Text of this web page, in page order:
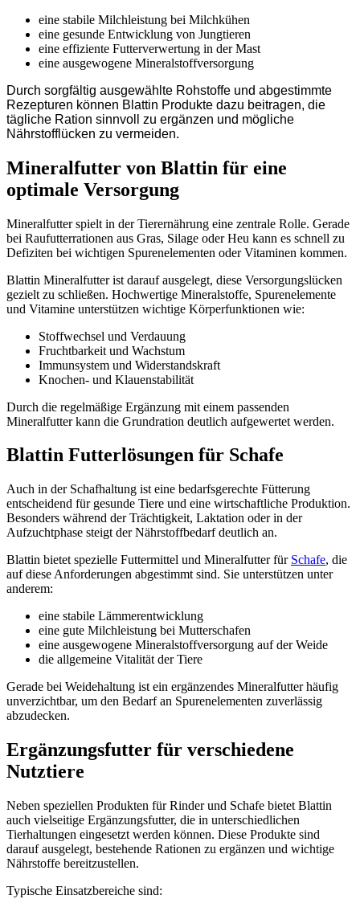
eine stabile Milchleistung bei Milchkühen
eine gesunde Entwicklung von Jungtieren
eine effiziente Futterverwertung in der Mast
eine ausgewogene Mineralstoffversorgung
Durch sorgfältig ausgewählte Rohstoffe und abgestimmte
Rezepturen können Blattin Produkte dazu beitragen, die
tägliche Ration sinnvoll zu ergänzen und mögliche
Nährstofflücken zu vermeiden.
Mineralfutter von Blattin für eine
optimale Versorgung
Mineralfutter spielt in der Tierernährung eine zentrale Rolle. Gerade
bei Raufutterrationen aus Gras, Silage oder Heu kann es schnell zu
Defiziten bei wichtigen Spurenelementen oder Vitaminen kommen.
Blattin Mineralfutter ist darauf ausgelegt, diese Versorgungslücken
gezielt zu schließen. Hochwertige Mineralstoffe, Spurenelemente
und Vitamine unterstützen wichtige Körperfunktionen wie:
Stoffwechsel und Verdauung
Fruchtbarkeit und Wachstum
Immunsystem und Widerstandskraft
Knochen- und Klauenstabilität
Durch die regelmäßige Ergänzung mit einem passenden
Mineralfutter kann die Grundration deutlich aufgewertet werden.
Blattin Futterlösungen für Schafe
Auch in der Schafhaltung ist eine bedarfsgerechte Fütterung
entscheidend für gesunde Tiere und eine wirtschaftliche Produktion.
Besonders während der Trächtigkeit, Laktation oder in der
Aufzuchtphase steigt der Nährstoffbedarf deutlich an.
Blattin bietet spezielle Futtermittel und Mineralfutter für Schafe, die
auf diese Anforderungen abgestimmt sind. Sie unterstützen unter
anderem:
eine stabile Lämmerentwicklung
eine gute Milchleistung bei Mutterschafen
eine ausgewogene Mineralstoffversorgung auf der Weide
die allgemeine Vitalität der Tiere
Gerade bei Weidehaltung ist ein ergänzendes Mineralfutter häufig
unverzichtbar, um den Bedarf an Spurenelementen zuverlässig
abzudecken.
Ergänzungsfutter für verschiedene
Nutztiere
Neben speziellen Produkten fürRinderund Schafe bietet Blattin
auch vielseitige Ergänzungsfutter, die in unterschiedlichen
Tierhaltungen eingesetzt werden können. Diese Produkte sind
darauf ausgelegt, bestehende Rationen zu ergänzen und wichtige
Nährstoffe bereitzustellen.
Typische Einsatzbereiche sind: